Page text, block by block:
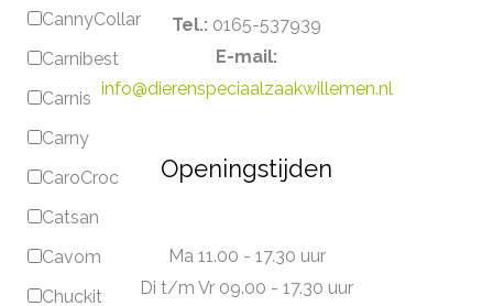
CannyCollar
Carnibest
Carnis
Carny
CaroCroc
Catsan
Cavom
Chuckit
Tel.: 0165-537939
E-mail:
info@dierenspeciaalzaakwillemen.nl
Openingstijden
Ma 11.00 - 17.30 uur
Di t/m Vr 09.00 - 17.30 uur